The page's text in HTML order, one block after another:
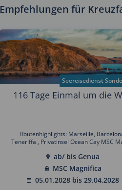
Empfehlungen für
Seereisedienst
116 Tage Einmal um die
Routenhighlights: Marseille,
Teneriffa , Privatinsel Ocean Cay MSC
Auckland, Wellington, Sydney, Cairns,
Bali, Ho Chi Minh Stadt, Halong Bay,
Singapur, Kuala Lumpur, Mumbai,
Muskat, Aqaba, Fahrt durch den Suez
ab/ bis Genua
MSC Magnifica
05.01.2028 bis 29.04.2028